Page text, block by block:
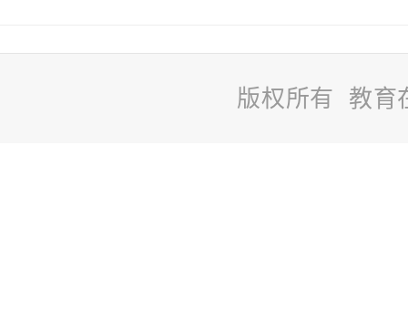
版权所有 教育